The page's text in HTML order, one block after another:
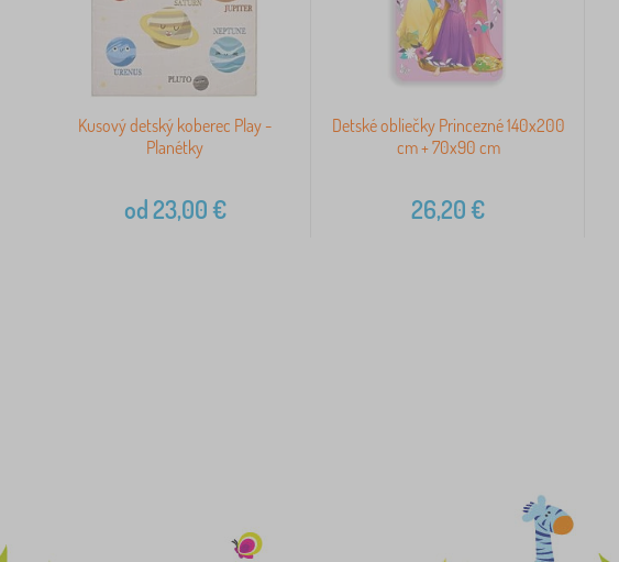
Kusový detský koberec Play -
Planétky
od23,00€
Detské obliečky Princezné 140x200
cm + 70x90 cm
26,20€